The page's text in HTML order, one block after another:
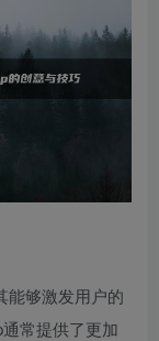
能够激发用户的
常提供了更加